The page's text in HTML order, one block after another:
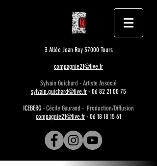
3 Allée Jean Roy 37000 Tours
compagnie21@live.fr
Sylvain Guichard - Artiste Associé
sylvain.guichard@live.fr-06 82 21 00 75
ICEBERG- Cécile Gaurand - Production/Diffusion
compagnie21@live.fr-06 18 18 15 61